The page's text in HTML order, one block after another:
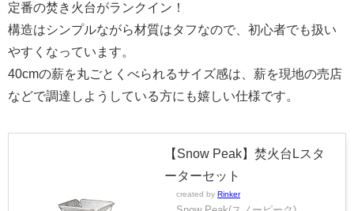
定番の焚き火台がランクイン！
構造はシンプルながら材質はタフなので、初心者でも扱い
やすくなっています。
40cmの薪を丸ごとくべられるサイズ感は、薪を現地の売店
などで調達しようしている方にも嬉しい仕様です。
【Snow Peak】焚火台Lスタ
ーターセット
created by Rinker